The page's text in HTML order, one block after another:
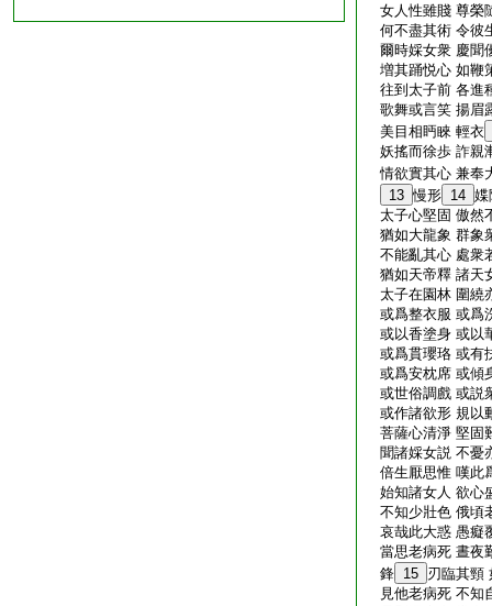
女人性雖賤 尊榮
何不盡其術 令彼
爾時婇女衆 慶聞
増其踊悦心 如鞭
往到太子前 各進
歌舞或言笑 揚眉
美目相眄睞 輕衣
妖搖而徐歩 詐親
情欲實其心 兼奉
13 慢形 14 媟
太子心堅固 傲然
猶如大龍象 群象
不能亂其心 處衆
猶如天帝釋 諸天
太子在園林 圍繞
或爲整衣服 或爲
或以香塗身 或以
或爲貫瓔珞 或有
或爲安枕席 或傾
或世俗調戲 或説
或作諸欲形 規以
菩薩心清淨 堅固
聞諸婇女説 不憂
倍生厭思惟 嘆此
始知諸女人 欲心
不知少壯色 俄頃
哀哉此大惑 愚癡
當思老病死 晝夜
鋒 15 刃臨其頸
見他老病死 不知